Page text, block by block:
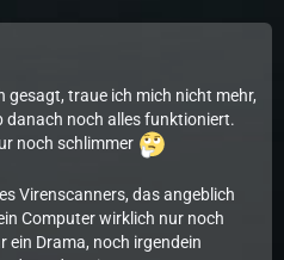
gesagt, traue ich mich nicht mehr,
danach noch alles funktioniert.
noch schlimmer
Virenscanners, das angeblich
Computer wirklich nur noch
ein Drama, noch irgendein